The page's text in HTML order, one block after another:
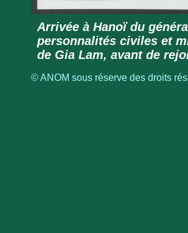
Arrivée à Hanoï du
personnalités civiles et
de Gia Lam, avant de
© ANOM sous réserve des droits